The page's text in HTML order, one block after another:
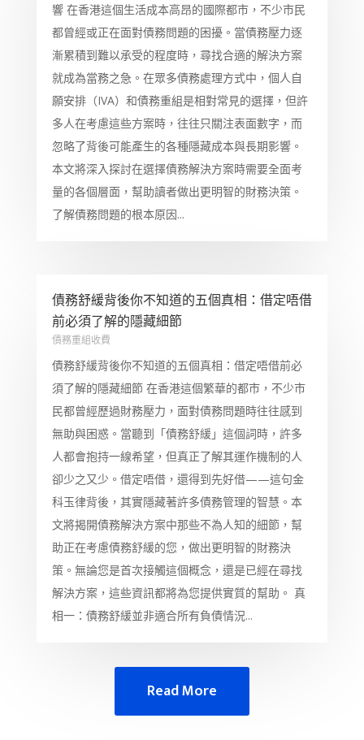
響 在香港這個生活成本高昂的國際都市，不少市民
都曾經或正在面對債務問題的困擾。當債務壓力逐
漸累積到難以承受的程度時，尋找合適的解決方案
就成為當務之急。在眾多債務處理方式中，個人自
願安排（IVA）和債務重組是相對常見的選擇，但許
多人在考慮這些方案時，往往只關注表面數字，而
忽略了背後可能產生的各種隱藏成本與長期影響。
本文將深入探討在選擇債務解決方案時需要全面考
量的各個層面，幫助讀者做出更明智的財務決策。
了解債務問題的根本原因...
債務舒緩背後你不知道的五個真相：借定唔借
前必須了解的隱藏細節
債務重組收費
債務舒緩背後你不知道的五個真相：借定唔借前必
須了解的隱藏細節 在香港這個繁華的都市，不少市
民都曾經歷過財務壓力，面對債務問題時往往感到
無助與困惑。當聽到「債務舒緩」這個詞時，許多
人都會抱持一線希望，但真正了解其運作機制的人
卻少之又少。借定唔借，還得到先好借——這句金
科玉律背後，其實隱藏著許多債務管理的智慧。本
文將揭開債務解決方案中那些不為人知的細節，幫
助正在考慮債務舒緩的您，做出更明智的財務決
策。無論您是首次接觸這個概念，還是已經在尋找
解決方案，這些資訊都將為您提供實質的幫助。 真
相一：債務舒緩並非適合所有負債情況...
Read More